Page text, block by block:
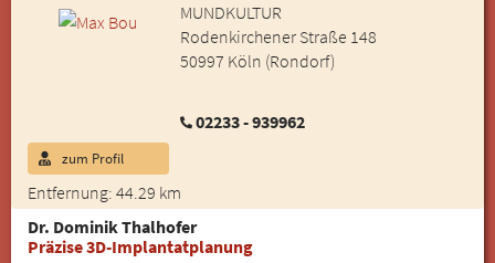
MUNDKULTUR
Rodenkirchener Straße 148
50997 Köln (Rondorf)
02233 - 939962
Entfernung: 44.29 km
zum Profil
Dr. Dominik Thalhofer
Präzise 3D-Implantatplanung